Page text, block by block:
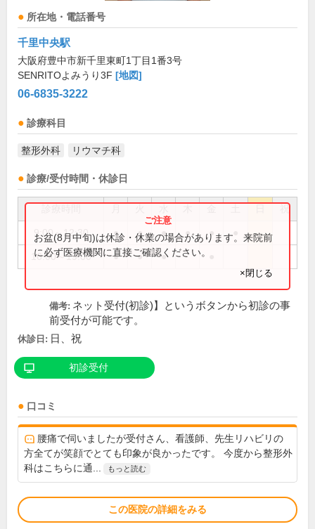
所在地・電話番号
千里中央駅
大阪府豊中市新千里東町1丁目1番3号
SENRITOよみうり3F [地図]
06-6835-3222
診療科目
整形外科 リウマチ科
診療/受付時間・休診日
祝
9:00～12:30 ● ● ● ● ●
16:00～19:00 ● ● ●
お盆(8月中旬)は休診・休業の場合があります。来院前
に必ず医療機関に直接ご確認ください。
×閉じる
備考: ネット受付(初診)】というボタンから初診の事
前受付が可能です。
休診日: 日、祝
初診受付
口コミ
腰痛で伺いましたが受付さん、看護師、先生リハビリの
方全てが笑顔でとても印象が良かったです。 今度から整形外
科はこちらに通...
もっと読む
この医院の詳細をみる